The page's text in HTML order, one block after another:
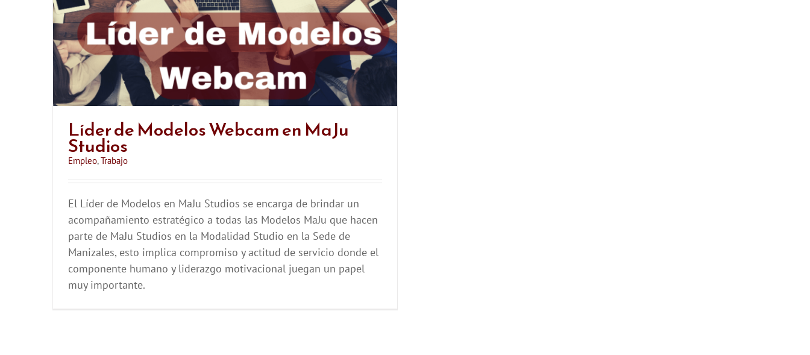
Líder de Modelos Webcam en MaJu
Studios
Empleo,Trabajo
El Líder de Modelos en MaJu Studios se encarga de brindar un
acompañamiento estratégico a todas las Modelos MaJu que hacen
parte de MaJu Studios en la Modalidad Studio en la Sede de
Manizales, esto implica compromiso y actitud de servicio donde el
componente humano y liderazgo motivacional juegan un papel
muy importante.